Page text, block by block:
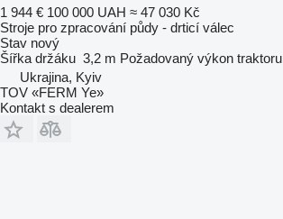
1 944 € 100 000 UAH ≈ 47 030 Kč
Stroje pro zpracování půdy - drticí válec
Stav nový
Šířka držáku 3,2 m Požadovaný výkon traktoru
Ukrajina, Kyiv
TOV «FERM Ye»
Kontakt s dealerem